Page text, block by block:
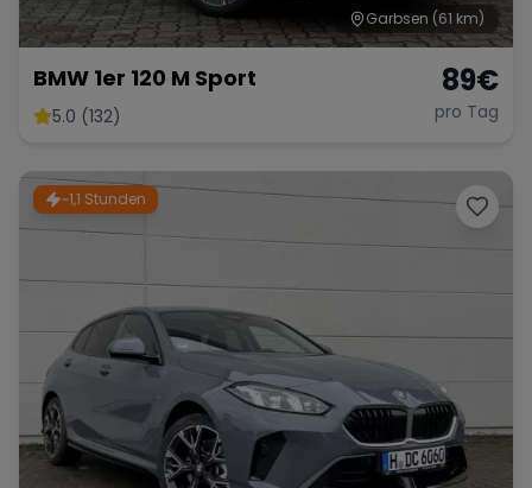
Garbsen (61 km)
BMW 1er 120 M Sport
5.0 (132)
89€
pro Tag
~1,1 Stunden